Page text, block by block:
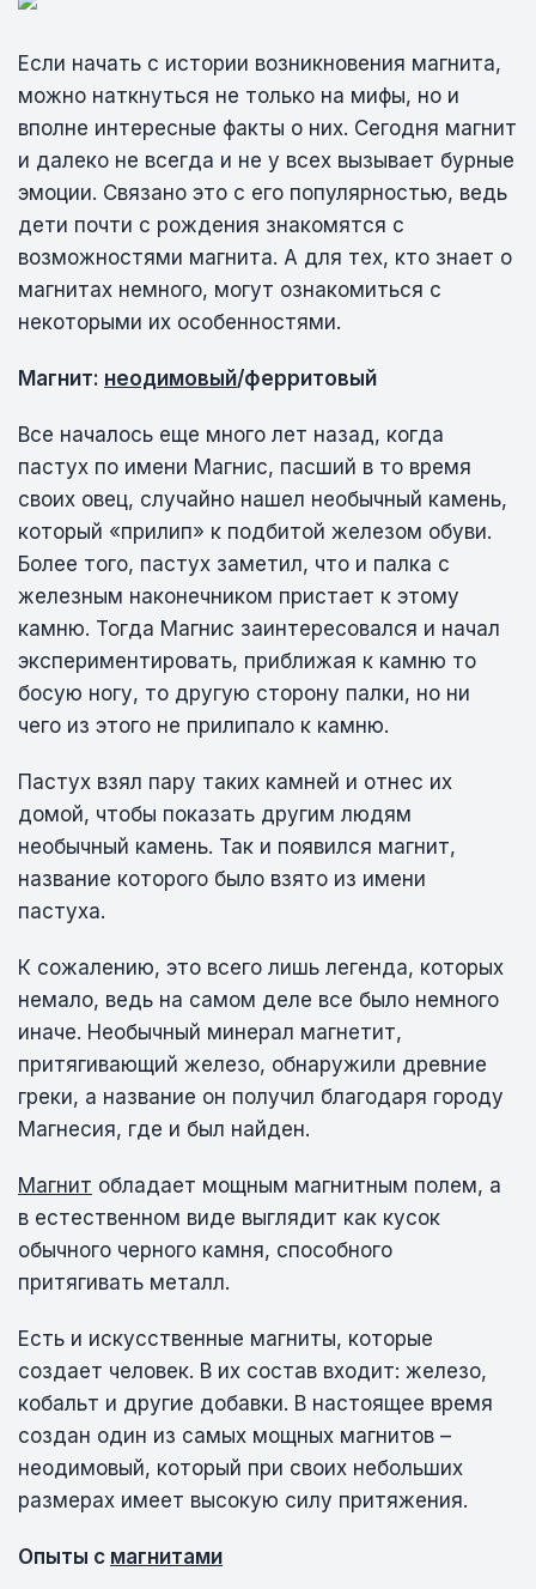
Если начать с истории возникновения магнита,
можно наткнуться не только на мифы, но и
вполне интересные факты о них. Сегодня магнит
и далеко не всегда и не у всех вызывает бурные
эмоции. Связано это с его популярностью, ведь
дети почти с рождения знакомятся с
возможностями магнита. А для тех, кто знает о
магнитах немного, могут ознакомиться с
некоторыми их особенностями.
Магнит: неодимовый/ферритовый
Все началось еще много лет назад, когда
пастух по имени Магнис, пасший в то время
своих овец, случайно нашел необычный камень,
который «прилип» к подбитой железом обуви.
Более того, пастух заметил, что и палка с
железным наконечником пристает к этому
камню. Тогда Магнис заинтересовался и начал
экспериментировать, приближая к камню то
босую ногу, то другую сторону палки, но ни
чего из этого не прилипало к камню.
Пастух взял пару таких камней и отнес их
домой, чтобы показать другим людям
необычный камень. Так и появился магнит,
название которого было взято из имени
пастуха.
К сожалению, это всего лишь легенда, которых
немало, ведь на самом деле все было немного
иначе. Необычный минерал магнетит,
притягивающий железо, обнаружили древние
греки, а название он получил благодаря городу
Магнесия, где и был найден.
Магнит обладает мощным магнитным полем, а
в естественном виде выглядит как кусок
обычного черного камня, способного
притягивать металл.
Есть и искусственные магниты, которые
создает человек. В их состав входит: железо,
кобальт и другие добавки. В настоящее время
создан один из самых мощных магнитов –
неодимовый, который при своих небольших
размерах имеет высокую силу притяжения.
Опыты с магнитами